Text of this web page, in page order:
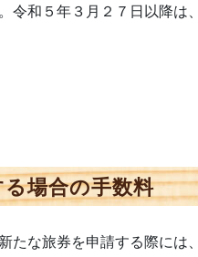
和５年３月２７日以降は
場合の手数料
な旅券を申請する際には